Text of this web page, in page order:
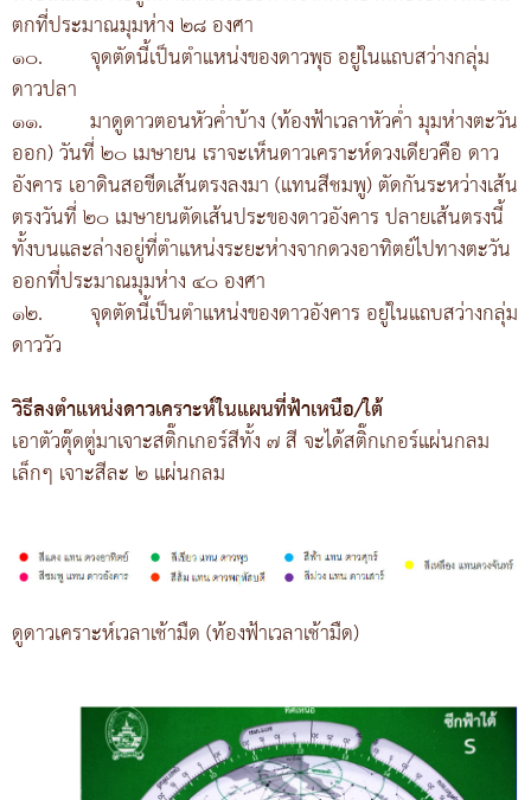
ตกที่ประมาณมุมห่าง ๒๘ องศา
๑๐. จุดตัดนี้เป็นตำแหน่งของดาวพุธ อยู่ในแถบสว่างกลุ่ม
ดาวปลา
๑๑. มาดูดาวตอนหัวค่ำบ้าง (ท้องฟ้าเวลาหัวค่ำ มุมห่างตะวัน
ออก) วันที่ ๒๐ เมษายน เราจะเห็นดาวเคราะห์ดวงเดียวคือ ดาว
อังคาร เอาดินสอขีดเส้นตรงลงมา (แทนสีชมพู) ตัดกันระหว่างเส้น
ตรงวันที่ ๒๐ เมษายนตัดเส้นประของดาวอังคาร ปลายเส้นตรงนี้
ทั้งบนและล่างอยู่ที่ตำแหน่งระยะห่างจากดวงอาทิตย์ไปทางตะวัน
ออกที่ประมาณมุมห่าง ๔๐ องศา
๑๒. จุดตัดนี้เป็นตำแหน่งของดาวอังคาร อยู่ในแถบสว่างกลุ่ม
ดาววัว
วิธีลงตำแหน่งดาวเคราะห์ในแผนที่ฟ้าเหนือ/ใต้
เอาตัวตุ๊ดตู่มาเจาะสติ๊กเกอร์สีทั้ง ๗ สี จะได้สติ๊กเกอร์แผ่นกลม
เล็กๆ เจาะสีละ ๒ แผ่นกลม
ดูดาวเคราะห์เวลาเช้ามืด (ท้องฟ้าเวลาเช้ามืด)